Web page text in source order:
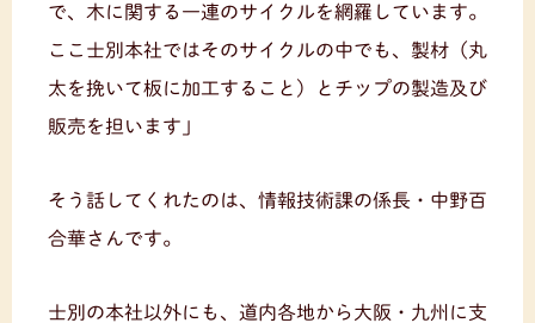
で、木に関する一連のサイクルを網羅しています。
ここ士別本社ではそのサイクルの中でも、製材（丸
太を挽いて板に加工すること）とチップの製造及び
販売を担います」
そう話してくれたのは、情報技術課の係長・中野百
合華さんです。
士別の本社以外にも、道内各地から大阪・九州に支